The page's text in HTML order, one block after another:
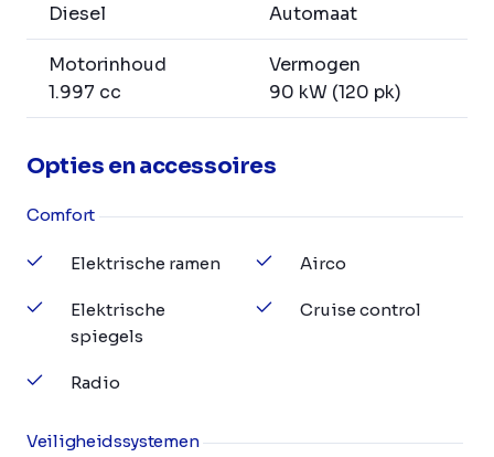
Diesel
Automaat
Motorinhoud
1.997 cc
Vermogen
90 kW (120 pk)
Opties en accessoires
Comfort
Elektrische ramen
Elektrische
spiegels
Radio
Airco
Cruise control
Veiligheidssystemen